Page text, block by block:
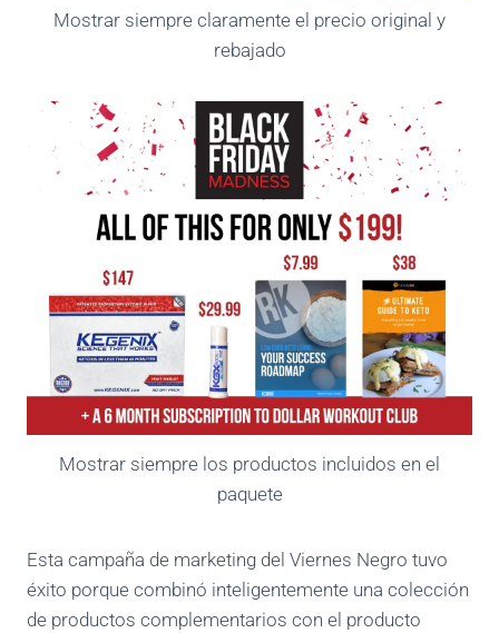
Mostrar siempre claramente el precio original y
rebajado
Mostrar siempre los productos incluidos en el
paquete
Esta campaña de marketing del Viernes Negro tuvo
éxito porque combinó inteligentemente una colección
de productos complementarios con el producto